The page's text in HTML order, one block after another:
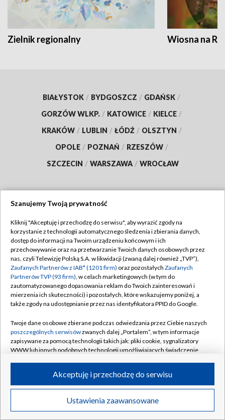
Zielnik regionalny Wiosna na
BIAŁYSTOK / BYDGOSZCZ / GDAŃSK /
GORZÓW WLKP. / KATOWICE / KIELCE /
KRAKÓW / LUBLIN / ŁÓDŹ / OLSZTYN /
OPOLE / POZNAŃ / RZESZÓW /
SZCZECIN / WARSZAWA / WROCŁAW
TVP
Abonament TVP
Emisja w TVP
Centrum informacji TVP
Naziemna Telewizja Cyfrowa
Rada Programowa
System NOS
Informacje o nadawcy
Program dla prasy
Ogłoszenie przetargowe
Regulamin TVP
Polityka prywatności
Moje zgody
Pomoc
Kontakt
Kanały
©2026 Telewizja Polska S.A. w likwidacji
Szanujemy Twoją prywatność
Kliknij "Akceptuję i przechodzę do serwisu", aby wyrazić zgody na
korzystanie z technologii automatycznego śledzenia i zbierania danych,
dostęp do informacji na Twoim urządzeniu końcowym i ich
przechowywanie oraz na przetwarzanie Twoich danych osobowych przez
nas, czyli Telewizję Polską S.A. w likwidacji (zwaną dalej również „TVP”),
Zaufanych Partnerów z IAB* (1201 firm) oraz pozostałych Zaufanych
Partnerów TVP (93 firm), w celach marketingowych (w tym do
zautomatyzowanego dopasowania reklam do Twoich zainteresowań i
mierzenia ich skuteczności) i pozostałych, które wskazujemy poniżej, a
także zgody na udostępnianie przez nas identyfikatora PPID do Google.
Twoje dane osobowe zbierane podczas odwiedzania przez Ciebie naszych
poszczególnych serwisówzwanych dalej „Portalem”, w tym informacje
zapisywane za pomocą technologii takich jak: pliki cookie, sygnalizatory
WWW lub innych podobnych technologii umożliwiających świadczenie
ruchu w Internecie.
Twoje dane osobowe zbierane podczas odwiedzania przez Ciebie
poszczególnych serwisówna Portalu, takie jak adresy IP, identyfikatory
Ustawienia zaawansowane
Akceptuję i przechodzę do serwisu